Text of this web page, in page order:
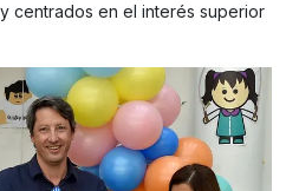
centrados en el interés superior